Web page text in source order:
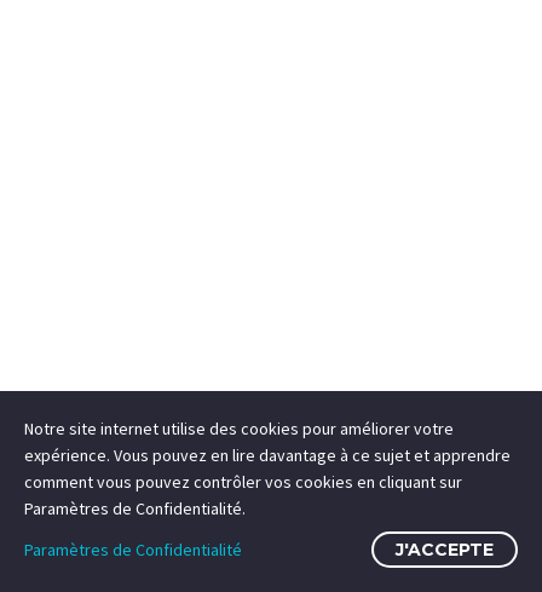
Notre site internet utilise des cookies pour améliorer votre
expérience. Vous pouvez en lire davantage à ce sujet et apprendre
comment vous pouvez contrôler vos cookies en cliquant sur
Paramètres de Confidentialité.
Paramètres de Confidentialité
J'ACCEPTE